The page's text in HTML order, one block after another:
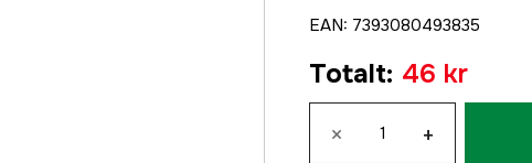
EAN: 7393080493835
Totalt: 46 kr
× +